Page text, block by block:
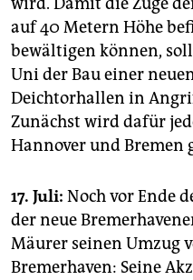
auf 40 Metern Höhe
bewältigen können,
Uni der Bau einer
Deichtorhallen in
Zunächst wird dafür
Hannover und Bremen
17. Juli: Noch vor Ende
der neue
Mäurer seinen Umzug
Bremerhaven: Seine